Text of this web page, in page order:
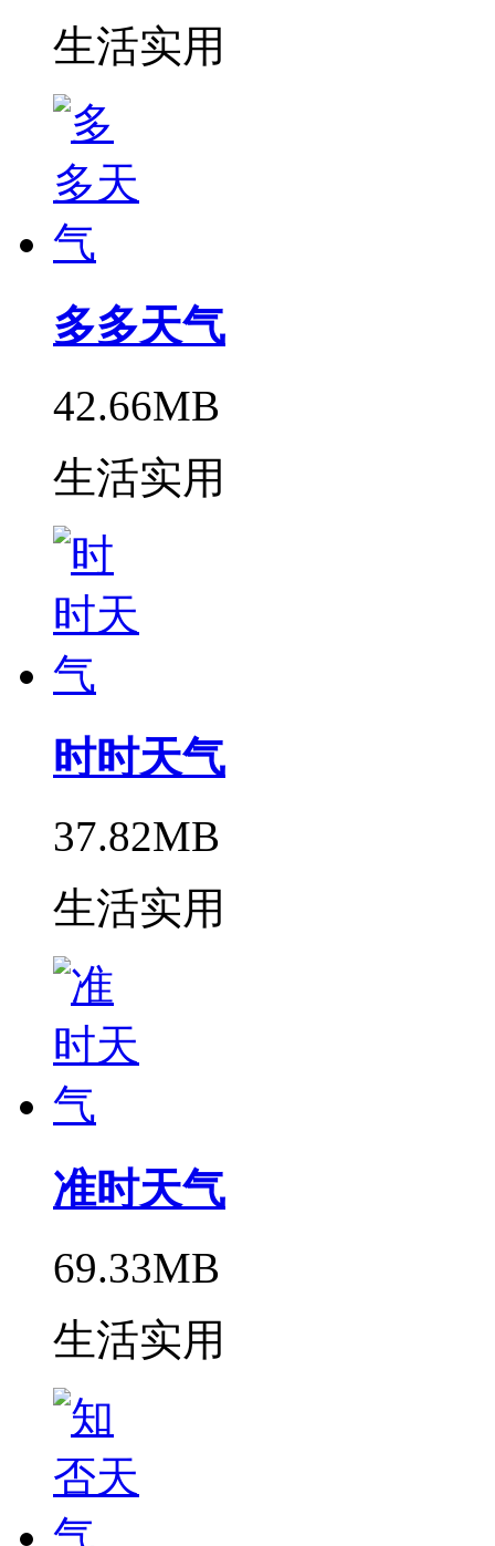
生活实用
多多天气
42.66MB
生活实用
时时天气
37.82MB
生活实用
准时天气
69.33MB
生活实用